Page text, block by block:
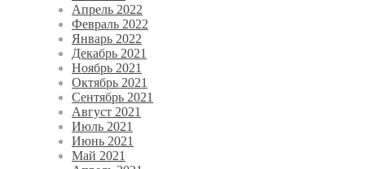
Апрель 2022
Февраль 2022
Январь 2022
Декабрь 2021
Ноябрь 2021
Октябрь 2021
Сентябрь 2021
Август 2021
Июль 2021
Июнь 2021
Май 2021